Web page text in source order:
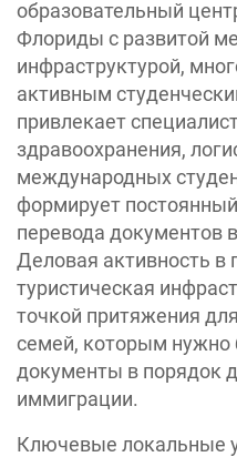
образовательный
Флориды с развитой
инфраструктурой,
активным
привлекает
здравоохранения,
международных
формирует постоянный
перевода документов
Деловая активность в
туристическая
точкой притяжения
семей, которым нужно
документы в порядок
иммиграции.
Ключевые локальные